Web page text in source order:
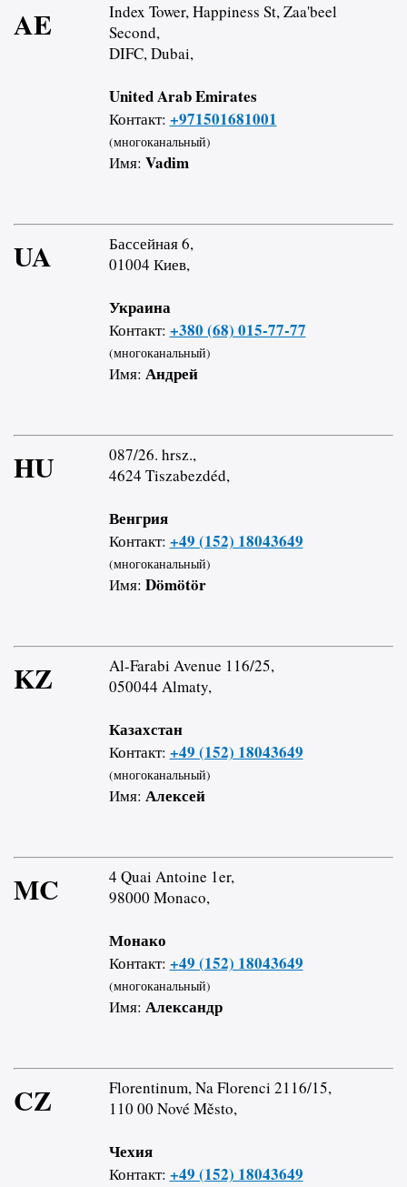
AE
Index Tower, Happiness St, Zaa'beel
Second,
DIFC, Dubai,
United Arab Emirates
Контакт: +971501681001
(многоканальный)
Имя: Vadim
UA
Бассейная 6,
01004 Киев,
Украина
Контакт: +380 (68) 015-77-77
(многоканальный)
Имя: Андрей
HU
087/26. hrsz.,
4624 Tiszabezdéd,
Венгрия
Контакт: +49 (152) 18043649
(многоканальный)
Имя: Dömötör
KZ
Al-Farabi Avenue 116/25,
050044 Almaty,
Казахстан
Контакт: +49 (152) 18043649
(многоканальный)
Имя: Алексей
MC
4 Quai Antoine 1er,
98000 Monaco,
Монако
Контакт: +49 (152) 18043649
(многоканальный)
Имя: Александр
CZ
Florentinum, Na Florenci 2116/15,
110 00 Nové Město,
Чехия
Контакт: +49 (152) 18043649